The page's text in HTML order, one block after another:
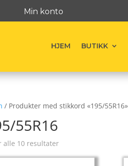
Min konto
HJEM BUTIKK
/ Produkter med stikkord «195/55R16»
55R16
alle 10 resultater